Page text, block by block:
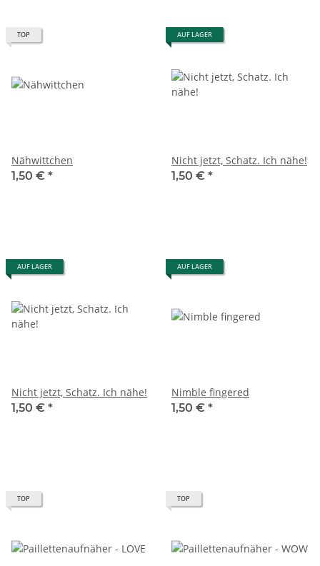
TOP
Nähwittchen
1,50 € *
AUF LAGER
Nicht jetzt, Schatz. Ich nähe!
1,50 € *
AUF LAGER
Nicht jetzt, Schatz. Ich nähe!
1,50 € *
AUF LAGER
Nimble fingered
1,50 € *
TOP TOP